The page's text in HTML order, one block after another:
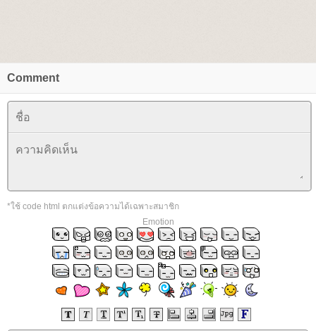
Comment
*ใช้ code html ตกแต่งข้อความได้เฉพาะสมาชิก
Emotion